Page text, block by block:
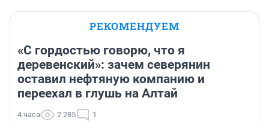
РЕКОМЕНДУЕМ
«С гордостью говорю, что я
деревенский»: зачем северянин
оставил нефтяную компанию и
переехал в глушь на Алтай
4 часа 2 285 1